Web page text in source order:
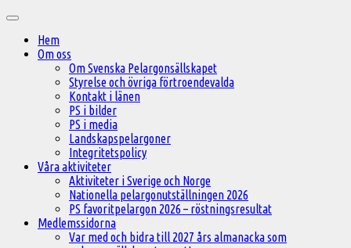
innehåll
Huvudmeny
Hem
Om oss
Om Svenska Pelargonsällskapet
Styrelse och övriga förtroendevalda
Kontakt i länen
PS i bilder
PS i media
Landskapspelargoner
Integritetspolicy
Våra aktiviteter
Aktiviteter i Sverige och Norge
Nationella pelargonutställningen 2026
PS favoritpelargon 2026 – röstningsresultat
Medlemssidorna
Var med och bidra till 2027 års almanacka som